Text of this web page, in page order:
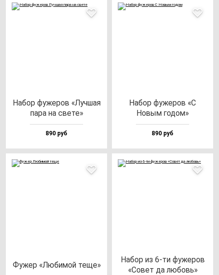
Набор фу­же­ров «Луч­шая
па­ра на све­те»
890 руб
Набор фу­же­ров «С
Новым го­дом»
890 руб
Фужер «Люби­мой те­ще»
Набор из 6-ти фу­же­ров
«Совет да лю­бовь»